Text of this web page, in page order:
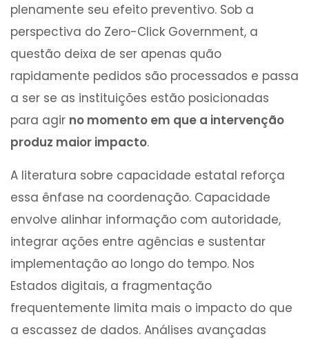
plenamente seu efeito preventivo. Sob a
perspectiva do Zero-Click Government, a
questão deixa de ser apenas quão
rapidamente pedidos são processados e passa
a ser se as instituições estão posicionadas
para agir no momento em que a intervenção
produz maior impacto.
A literatura sobre capacidade estatal reforça
essa ênfase na coordenação. Capacidade
envolve alinhar informação com autoridade,
integrar ações entre agências e sustentar
implementação ao longo do tempo. Nos
Estados digitais, a fragmentação
frequentemente limita mais o impacto do que
a escassez de dados. Análises avançadas